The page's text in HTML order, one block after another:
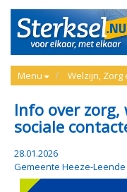
Menu Welzijn, Zorg
Info over
sociale
28.01.2026
Gemeente Heeze-Leende